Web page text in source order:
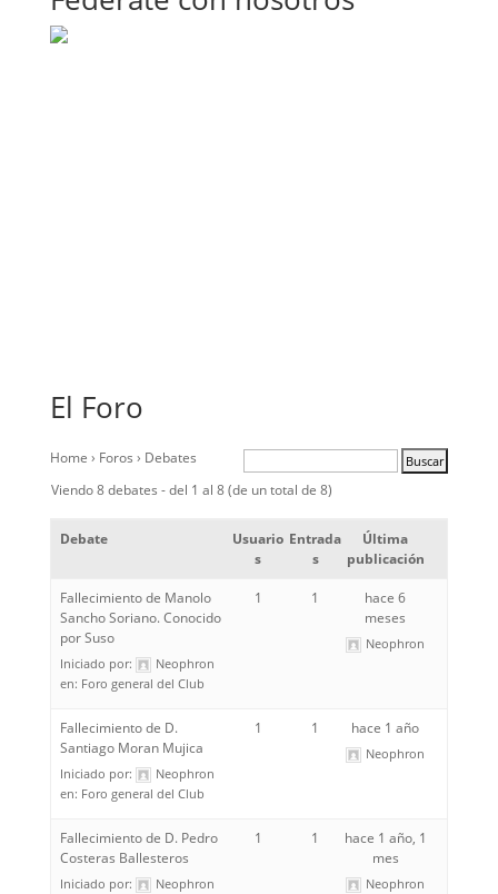
El Foro
Home › Foros › Debates
Viendo 8 debates - del 1 al 8 (de un total de 8)
Debate
Usuario
s
Entrada
s
Última
publicación
Fallecimiento de Manolo
Sancho Soriano. Conocido
por Suso
Iniciado por:
Neophron
en: Foro general del Club
1 1
hace 6
meses
Neophron
Fallecimiento de D.
Santiago Moran Mujica
Iniciado por:
Neophron
en: Foro general del Club
1 1 hace 1 año
Neophron
Fallecimiento de D. Pedro
Costeras Ballesteros
Iniciado por:
Neophron
1 1
hace 1 año, 1
mes
Neophron